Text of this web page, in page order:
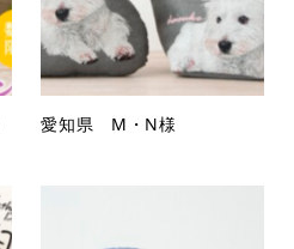
愛知県 M・N様